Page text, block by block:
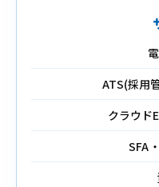
ATS(採用
クラウド
SFA